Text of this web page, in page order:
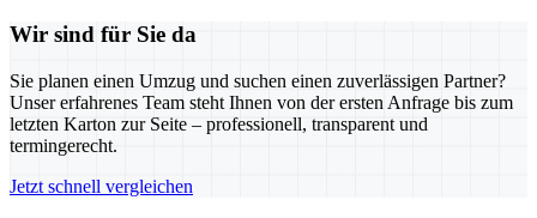
Wir sind für Sie da
Sie planen einen Umzug und suchen einen zuverlässigen Partner?
Unser erfahrenes Team steht Ihnen von der ersten Anfrage bis zum
letzten Karton zur Seite – professionell, transparent und
termingerecht.
Jetzt schnell vergleichen